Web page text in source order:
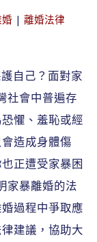
| 離婚法律
自己？面對家
社會中普遍存
懼、羞恥或經
造成身體傷
正遭受家暴困
家暴離婚的法
過程中爭取應
建議，協助大